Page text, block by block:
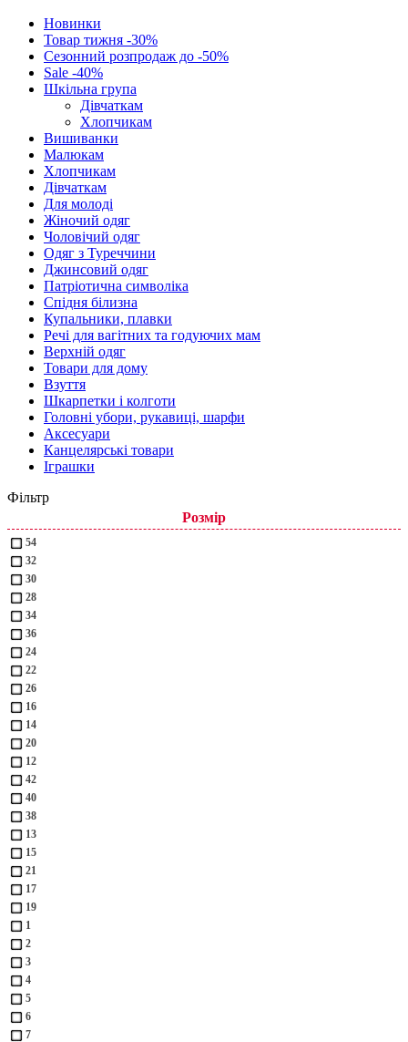
Новинки
Товар тижня -30%
Сезонний розпродаж до -50%
Sale -40%
Шкільна група
Дівчаткам
Хлопчикам
Вишиванки
Малюкам
Хлопчикам
Дівчаткам
Для молоді
Жіночий одяг
Чоловічий одяг
Одяг з Туреччини
Джинсовий одяг
Патріотична символіка
Спідня білизна
Купальники, плавки
Речі для вагітних та годуючих мам
Верхній одяг
Товари для дому
Взуття
Шкарпетки і колготи
Головні убори, рукавиці, шарфи
Аксесуари
Канцелярські товари
Іграшки
Фільтр
Розмір
54
32
30
28
34
36
24
22
26
16
14
20
12
42
40
38
13
15
21
17
19
1
2
3
4
5
6
7